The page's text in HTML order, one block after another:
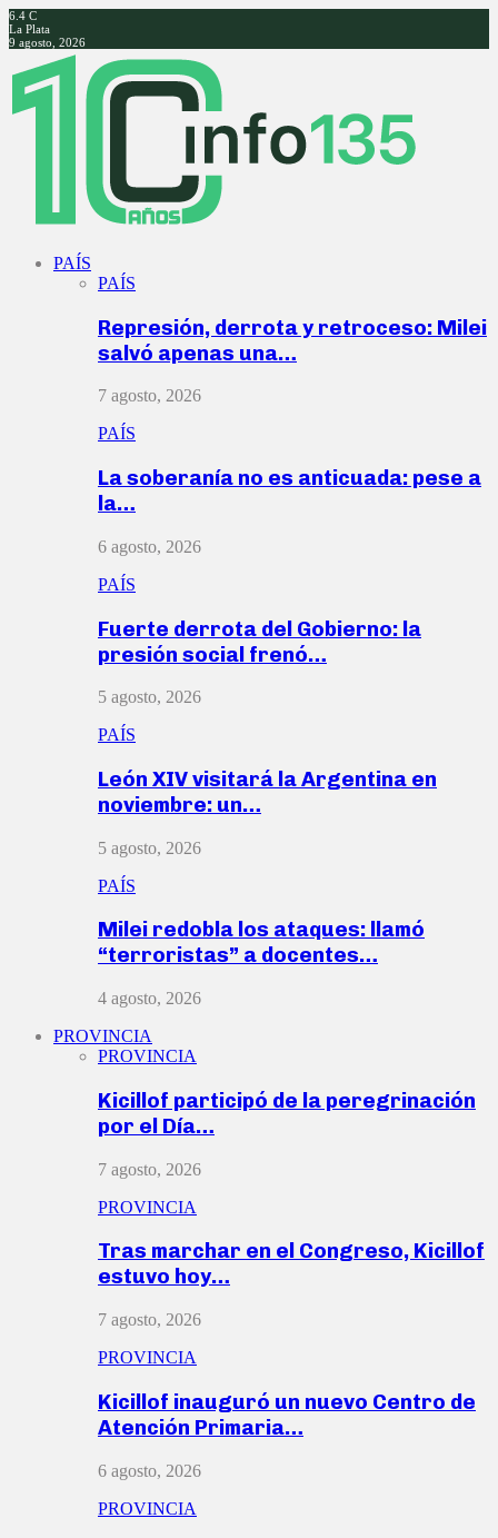
6.4 C
La Plata
9 agosto, 2026
Facebook
Twitter
Instagram
Youtube
PAÍS
PAÍS
Represión, derrota y retroceso: Milei
salvó apenas una…
7 agosto, 2026
PAÍS
La soberanía no es anticuada: pese a
la…
6 agosto, 2026
PAÍS
Fuerte derrota del Gobierno: la
presión social frenó…
5 agosto, 2026
PAÍS
León XIV visitará la Argentina en
noviembre: un…
5 agosto, 2026
PAÍS
Milei redobla los ataques: llamó
“terroristas” a docentes…
4 agosto, 2026
PROVINCIA
PROVINCIA
Kicillof participó de la peregrinación
por el Día…
7 agosto, 2026
PROVINCIA
Tras marchar en el Congreso, Kicillof
estuvo hoy…
7 agosto, 2026
PROVINCIA
Kicillof inauguró un nuevo Centro de
Atención Primaria…
6 agosto, 2026
PROVINCIA